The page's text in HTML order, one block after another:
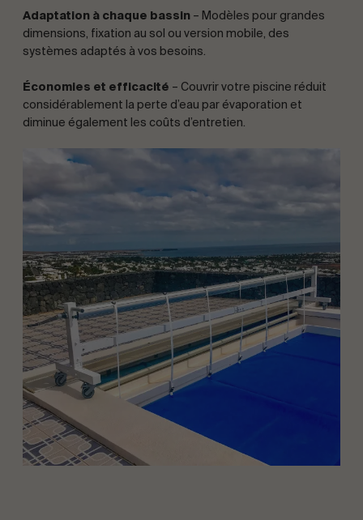
Adaptation à chaque bassin – Modèles pour grandes
dimensions, fixation au sol ou version mobile, des
systèmes adaptés à vos besoins.
Économies et efficacité – Couvrir votre piscine réduit
considérablement la perte d’eau par évaporation et
diminue également les coûts d’entretien.